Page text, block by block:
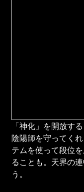
「神化」を開放す
陰陽師を守ってく
テムを使って段位
ることも。天界の
う。